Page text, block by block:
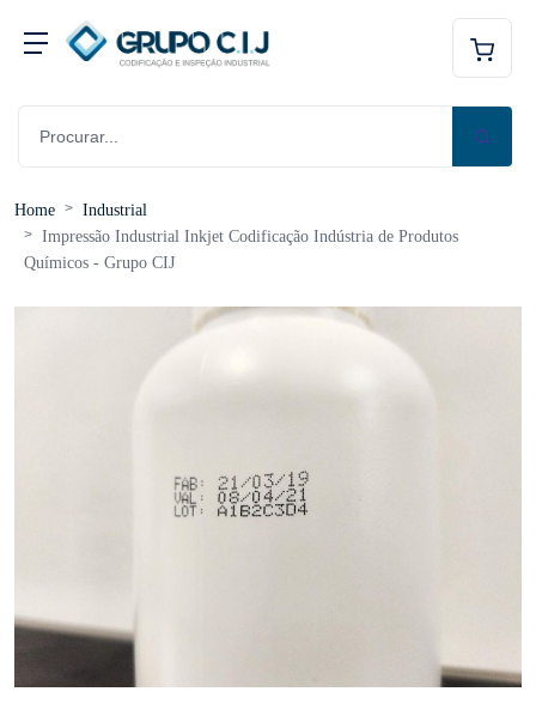
Home
Industrial
Impressão Industrial Inkjet Codificação Indústria de Produtos
Químicos - Grupo CIJ